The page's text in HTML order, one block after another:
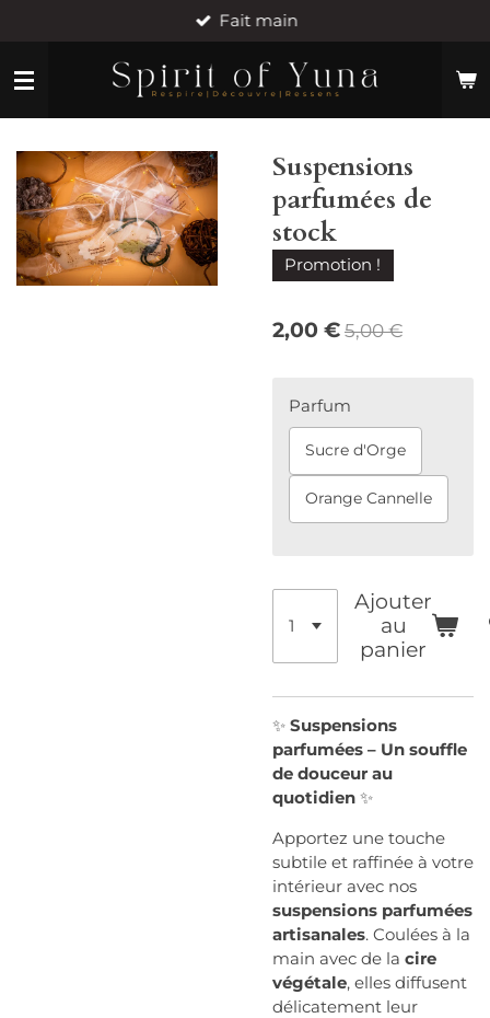
contenu
principal
Fait main
Suspensions
parfumées de
stock
Promotion !
2,00 € 5,00 €
Parfum
Sucre d'Orge
Orange Cannelle
Ajouter
au
panier
✨ Suspensions
parfumées – Un souffle
de douceur au
quotidien ✨
Apportez une touche
subtile et raffinée à votre
intérieur avec nos
suspensions parfumées
artisanales. Coulées à la
main avec de la cire
végétale, elles diffusent
délicatement leur